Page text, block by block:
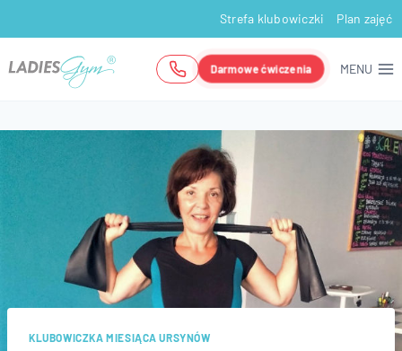
do
treści
Strefa klubowiczki Plan zajęć
Darmowe ćwiczenia MENU
KLUBOWICZKA MIESIĄCA URSYNÓW